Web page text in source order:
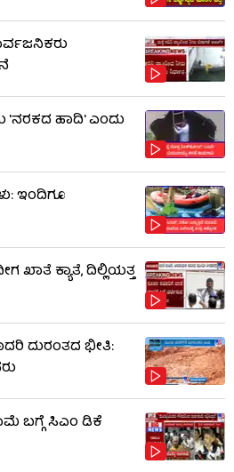
'ನರಕದ ಹಾದಿ' ಎಂದು
ಇಂದಿಗೂ
ಖಾತೆ ಕ್ಯಾತೆ, ದಿಲ್ಲಿಯತ್ತ
ದುರಂತದ ಭೀತಿ:
ಬಗ್ಗೆ ಸಿಎಂ ಡಿಕೆ